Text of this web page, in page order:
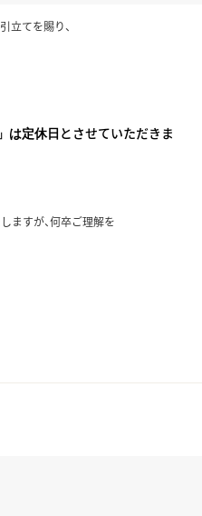
立てを賜り、
は定休日 とさせていただきま
ますが、何卒ご理解を